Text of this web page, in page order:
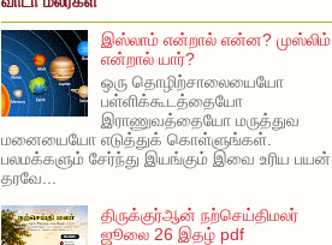
இஸ்லாம் என்றால் என்ன? முஸ்லிம்
என்றால் யார்?
ஒரு தொழிற்சாலையையோ
பள்ளிக்கூடத்தையோ
இராணுவத்தையோ மருத்துவ
மனையையோ எடுத்துக் கொள்ளுங்கள்.
பலமக்களும் சேர்ந்து இயங்கும் இவை உரிய பயன்
தரவே...
திருக்குர்ஆன் நற்செய்திமலர்
ஜூலை 26 இதழ் pdf